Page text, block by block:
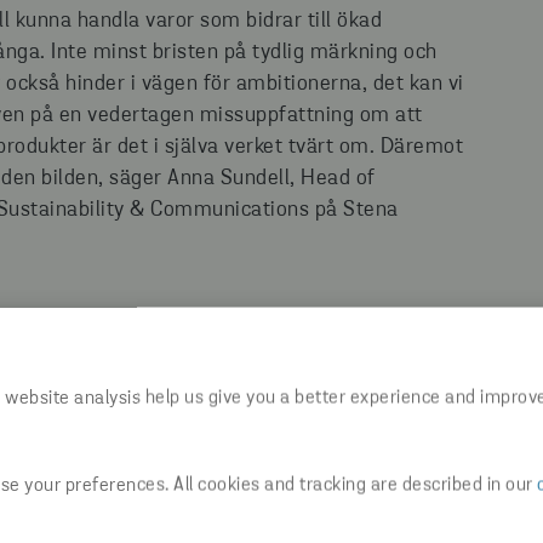
website analysis help us give you a better experience and
your preferences. All cookies and tracking are described in our
kunna handla varor som bidrar till ökad
Inte minst bristen på tydlig märkning och
hinder i vägen för ambitionerna, det kan vi
på en vedertagen missuppfattning om att
är det i själva verket tvärt om. Däremot
bilden, säger Anna Sundell, Head of
& Communications på Stena
mycket. Bland konsumenter med en lägre
– har 27 procent köpt färre återvinningsbara
över 45 000 kronor i månaden är samma